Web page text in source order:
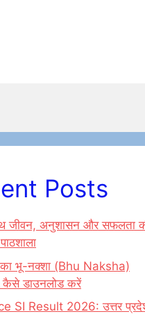
Posts
जीवन, अनुशासन और सफलता
भू-नक्शा (Bhu Naksha)
कैसे डाउनलोड करें
SI Result 2026: उत्तर